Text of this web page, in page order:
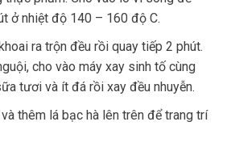
ở nhiệt độ 140 – 160 độ C.
ra trộn đều rồi quay tiếp 2 phút.
cho vào máy xay sinh tố cùng
tươi và ít đá rồi xay đều nhuyễn.
thêm lá bạc hà lên trên để trang trí